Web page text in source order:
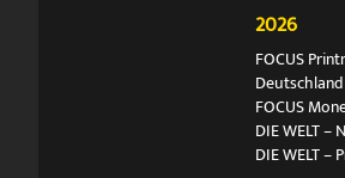
2026
FOCUS
FOCUS
DIE WELT
DIE WELT